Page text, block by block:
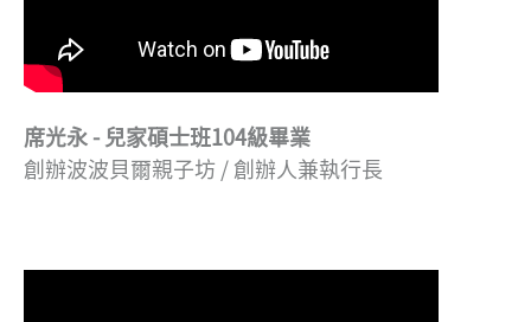
席光永 - 兒家碩士班104級畢業
創辦波波貝爾親子坊 / 創辦人兼執行長